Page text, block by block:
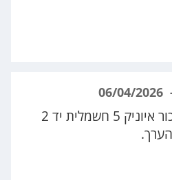
כתבה שיווקית. נסו למכור איוניק 5 חשמלית יד 2